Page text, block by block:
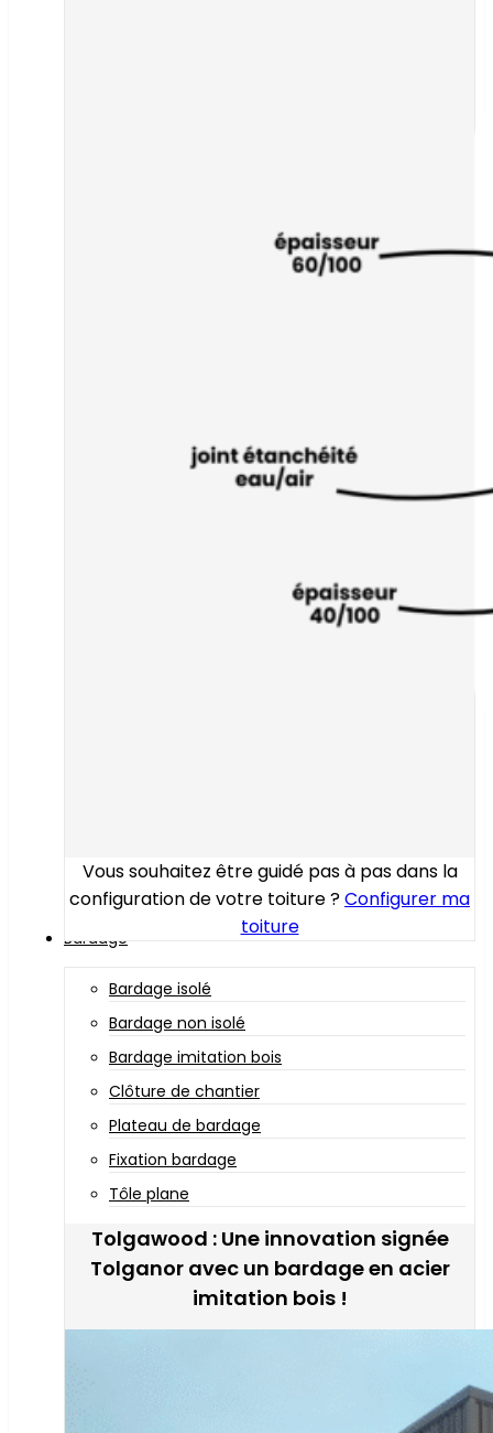
Vous souhaitez être guidé pas à pas dans la
configuration de votre toiture ?Configurer ma
toiture
Bardage
Bardage isolé
Bardage non isolé
Bardage imitation bois
Clôture de chantier
Plateau de bardage
Fixation bardage
Tôle plane
Tolgawood : Une innovation signée
Tolganor avec un bardage en acier
imitation bois !